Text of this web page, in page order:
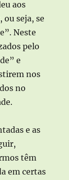
aos
seja, se
Neste
pelo
e
nos
no
e as
têm
em certas